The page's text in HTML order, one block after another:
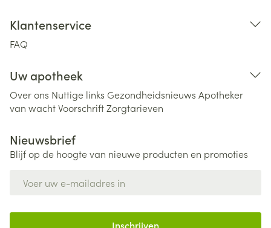
Klantenservice
FAQ
Uw apotheek
Over ons Nuttige links Gezondheidsnieuws Apotheker
van wachtVoorschriftZorgtarieven
Nieuwsbrief
Blijf op de hoogte van nieuwe producten en promoties
Inschrijven